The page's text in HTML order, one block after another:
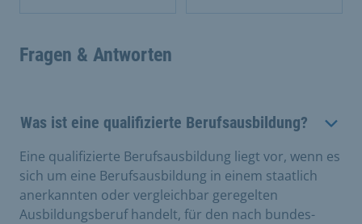
Fragen & Antworten
Was ist eine qualifizierte Berufsausbildung?
Eine qualifizierte Berufsausbildung liegt vor, wenn es
sich um eine Berufsausbildung in einem staatlich
anerkannten oder vergleichbar geregelten
Ausbildungsberuf handelt, für den nach bundes-